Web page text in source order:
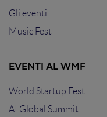
Gli eventi
Music Fest
EVENTI AL WMF
World Startup Fest
AI Global Summit